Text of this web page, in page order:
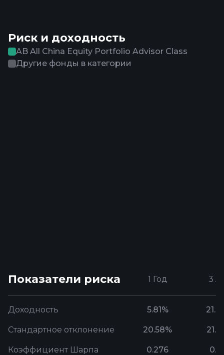
Риск и доходность
AB All China Equity Portfolio Advisor Class
Другие фонды в категории
Показатели риска 1 Год 3
Доходность 5.81%
Стандартное отклонение 20.58%
Коэффициент Шарпа 0.276